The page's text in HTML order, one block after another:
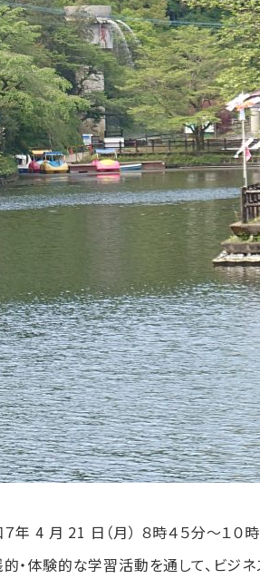
年 4 月 21 日（月） ８時４５分～１０
・体験的な学習活動を通して、ビジ